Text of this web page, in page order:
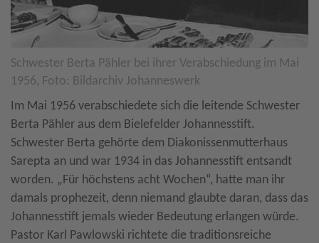
Schwester Berta Pähler bei ihrer Verabschiedung im Mai
1956, Foto: Bildarchiv Johanneswerk
Im Mai 1956 verabschiedete sich die leitende Schwester
Berta Pähler aus dem Bielefelder Johannesstift.
Schwester Berta gehörte dem Diakonissenmutterhaus
Sarepta an und war 1934 in das Johannesstift entsandt
worden. „Für höchstens acht Wochen“, hatte man ihr
damals prophezeit, denn niemand glaubte daran, dass das
Johannesstift jemals wieder Bedeutung erlangen würde.
Pastor Karl Pawlowski richtete die traditionsreiche